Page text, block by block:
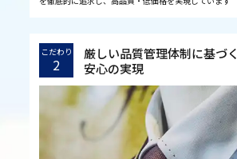
こだわり
2
厳しい品質管理体制に基づく
安心の実現